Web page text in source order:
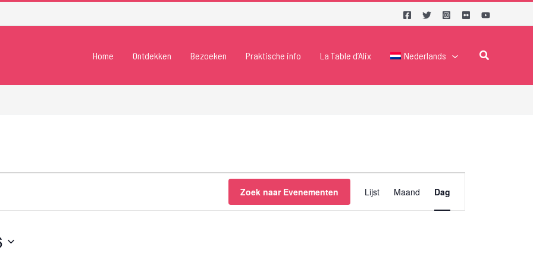
Home Ontdekken Bezoeken Praktische info La Table d’Alix Nederlands Zoeken
Zoek naar Evenementen
weergaven
navigatie
Lijst Maand Dag